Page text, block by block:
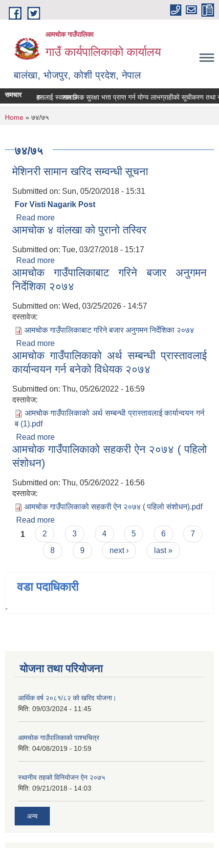
Skip to main content
आमचोक गाउँपालिका
गाउँ कार्यपालिकाको कार्यालय
बालंखा, भोजपुर, कोशी प्रदेश, नेपाल
मा यहाँहरुलाई स्वागत छ ।
समचार
गर्ने सम्बन्धमा। सामाजिक सुरक्षा भत्ता प्राप्‍त गर्न योग्य लाभग्राहीको सूचीकरण तथा
You are here
Home » ७४/७५
७४/७५
मेशिनरी सामान खरिद सम्वन्धी सूचना
Submitted on: Sun, 05/20/2018 - 15:31
For Visti Nagarik Post
Read more
आमचाेक ४ वांलखा काे पुरानाे तस्विर
Submitted on: Tue, 03/27/2018 - 15:17
Read more
आमचोक गाउँपालिकाबाट गरिने बजार अनुगमन
निर्देशिका २०७४
Submitted on: Wed, 03/25/2026 - 14:57
दस्तावेज:
आमचोक गाउँपालिकाबाट गरिने बजार अनुगमन निर्देशिका २०७४
Read more
निर्देशिका २०७४
आमचोक गाउँपालिकाको अर्थ सम्बन्धी प्रास्तावलाई
कार्यान्वयन गर्न बनेको विधेयक २०७४
Submitted on: Thu, 05/26/2022 - 16:59
दस्तावेज:
आमचोक गाउँपालिकाको अर्थ सम्बन्धी प्रास्तावलाई कार्यान्वयन गर्न
ब (1).pdf
Read more
कार्यान्वयन गर्न बनेको विधेयक २०७४
आमचोक गाउँपालिकाको सहकरी ऐन २०७४ ( पहिलो
संशोधन)
Submitted on: Thu, 05/26/2022 - 16:56
दस्तावेज:
आमचोक गाउँपालिकाको सहकरी ऐन २०७४ ( पहिलो संशोधन).pdf
Read more
संशोधन)
Pages
1 2 3 4 5 6
7
8
9 next › last »
वडा पदाधिकारी
-
योजना तथा परियोजना
आर्थिक वर्ष २०८१/८२ को खरिद योजना।
मिति: 09/03/2024 - 11:45
आमचोक गाउँपालिकाको पाश्चचित्र
मिति: 04/08/2019 - 10:59
स्थानीय तहको विनियोजन ऐन २०७५
मिति: 09/21/2018 - 14:03
अन्य